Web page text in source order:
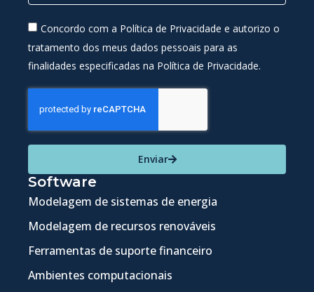
Concordo com a Política de Privacidade e autorizo o
tratamento dos meus dados pessoais para as
finalidades especificadas na Política de Privacidade.
Enviar
Software
Modelagem de sistemas de energia
Modelagem de recursos renováveis
Ferramentas de suporte financeiro
Ambientes computacionais